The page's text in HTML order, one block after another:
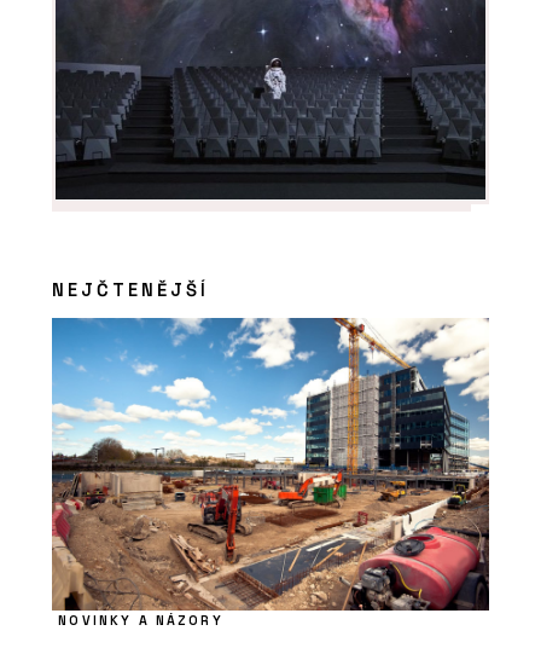
NEJČTENĚJŠÍ
NOVINKY A NÁZORY